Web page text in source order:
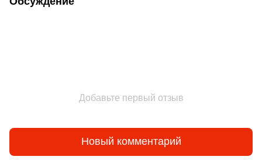
Добавьте первый отзыв
Новый комментарий